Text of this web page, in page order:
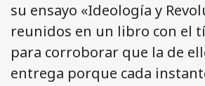
su ensayo «Ideología y
reunidos en un libro con el
para corroborar que la de
entrega porque cada